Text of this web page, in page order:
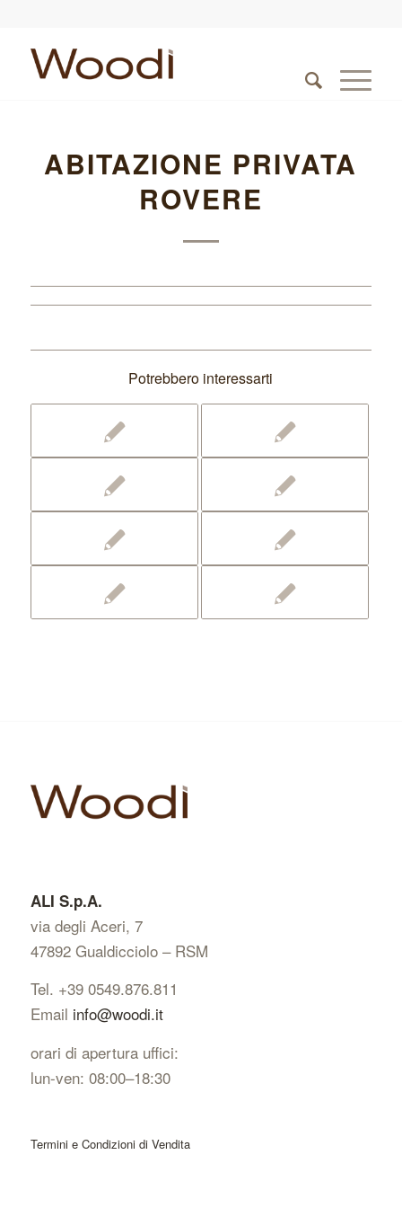
ABITAZIONE PRIVATA
ROVERE
Potrebbero interessarti
ALI S.p.A.
via degli Aceri, 7
47892 Gualdicciolo – RSM
Tel. +39 0549.876.811
Email info@woodi.it
orari di apertura uffici:
lun-ven: 08:00–18:30
Termini e Condizioni di Vendita